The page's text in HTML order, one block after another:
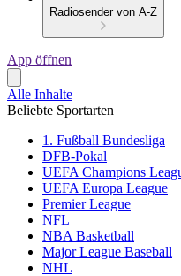
Radiosender von A-Z
App öffnen
Alle Inhalte
Beliebte Sportarten
1. Fußball Bundesliga
DFB-Pokal
UEFA Champions
UEFA Europa League
Premier League
NFL
NBA Basketball
Major League Baseball
NHL